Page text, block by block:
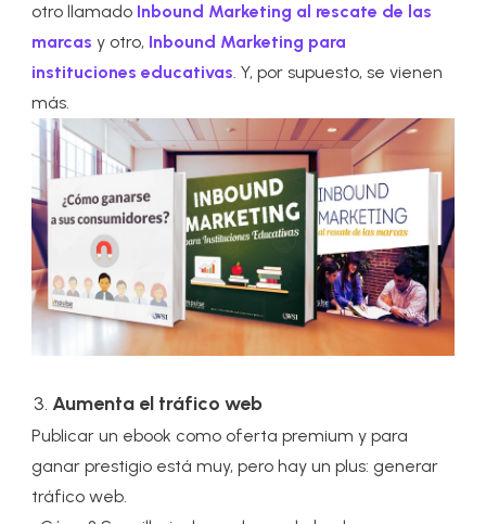
otro llamado Inbound Marketing al rescate de las
marcas y otro, Inbound Marketing para
instituciones educativas. Y, por supuesto, se vienen
más.
Aumenta el tráfico web
Publicar un ebook como oferta premium y para
ganar prestigio está muy, pero hay un plus: generar
tráfico web.